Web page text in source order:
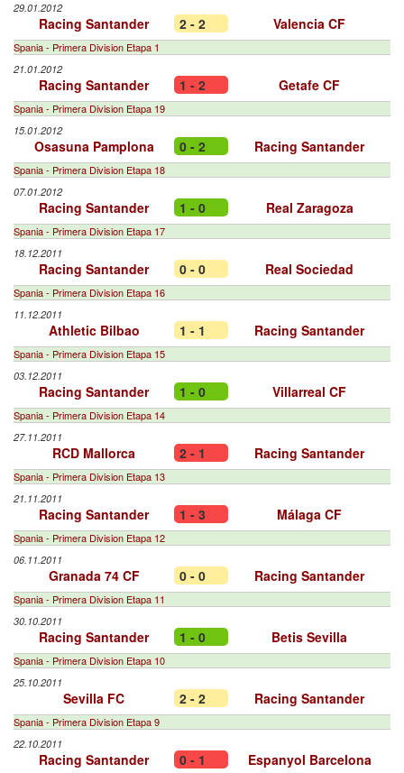
29.01.2012
Racing Santander 2 - 2 Valencia CF
Spania - Primera Division Etapa 1
21.01.2012
Racing Santander 1 - 2 Getafe CF
Spania - Primera Division Etapa 19
15.01.2012
Osasuna Pamplona 0 - 2 Racing Santander
Spania - Primera Division Etapa 18
07.01.2012
Racing Santander 1 - 0 Real Zaragoza
Spania - Primera Division Etapa 17
18.12.2011
Racing Santander 0 - 0 Real Sociedad
Spania - Primera Division Etapa 16
11.12.2011
Athletic Bilbao 1 - 1 Racing Santander
Spania - Primera Division Etapa 15
03.12.2011
Racing Santander 1 - 0 Villarreal CF
Spania - Primera Division Etapa 14
27.11.2011
RCD Mallorca 2 - 1 Racing Santander
Spania - Primera Division Etapa 13
21.11.2011
Racing Santander 1 - 3 Málaga CF
Spania - Primera Division Etapa 12
06.11.2011
Granada 74 CF 0 - 0 Racing Santander
Spania - Primera Division Etapa 11
30.10.2011
Racing Santander 1 - 0 Betis Sevilla
Spania - Primera Division Etapa 10
25.10.2011
Sevilla FC 2 - 2 Racing Santander
Spania - Primera Division Etapa 9
22.10.2011
Racing Santander 0 - 1 Espanyol Barcelona